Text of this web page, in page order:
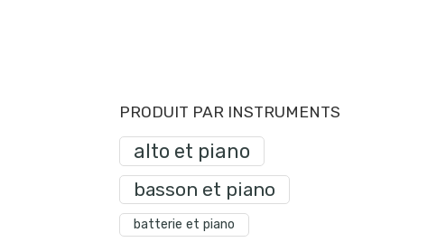
PRODUIT PAR INSTRUMENTS
alto et piano
basson et piano
batterie et piano